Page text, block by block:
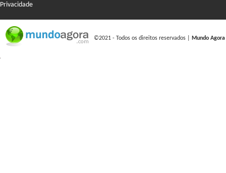
Privacidade
©2021 - Todos os direitos reservados | Mundo Agora